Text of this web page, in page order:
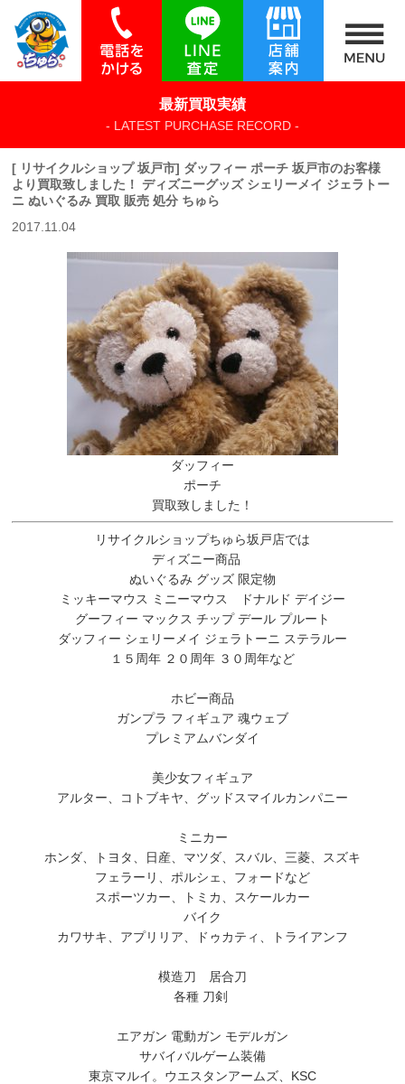
最新買取実績
- LATEST PURCHASE RECORD -
[ リサイクルショップ 坂戸市] ダッフィー ポーチ 坂戸市のお客様
より買取致しました！ ディズニーグッズ シェリーメイ ジェラトー
ニ ぬいぐるみ 買取 販売 処分 ちゅら
2017.11.04
ダッフィー
ポーチ
買取致しました！
リサイクルショップちゅら坂戸店では
ディズニー商品
ぬいぐるみ グッズ 限定物
ミッキーマウス ミニーマウス ドナルド デイジー
グーフィー マックス チップ デール プルート
ダッフィー シェリーメイ ジェラトーニ ステラルー
１５周年 ２０周年 ３０周年など
ホビー商品
ガンプラ フィギュア 魂ウェブ
プレミアムバンダイ
美少女フィギュア
アルター、コトブキヤ、グッドスマイルカンパニー
ミニカー
ホンダ、トヨタ、日産、マツダ、スバル、三菱、スズキ
フェラーリ、ポルシェ、フォードなど
スポーツカー、トミカ、スケールカー
バイク
カワサキ、アプリリア、ドゥカティ、トライアンフ
模造刀 居合刀
各種 刀剣
エアガン 電動ガン モデルガン
サバイバルゲーム装備
東京マルイ。ウエスタンアームズ、KSC